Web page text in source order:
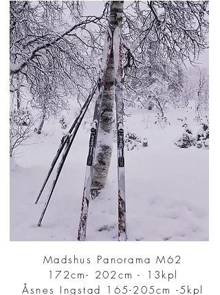
Madshus Panorama M62
172cm- 202cm - 13kpl
Åsnes Ingstad 165-205cm -5kpl​